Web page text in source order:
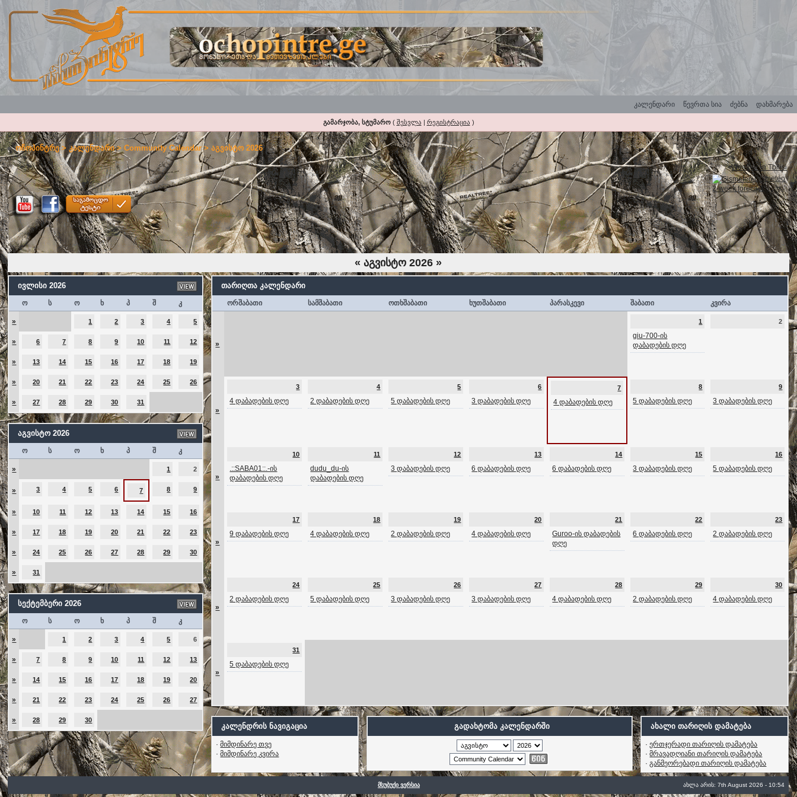
დახმარება
ძებნა
წევრთა სია
კალენდარი
გამარჯობა, სტუმარო( შესვლა | რეგისტრაცია )
ოჩოპინტრე>კალენდარი>Community Calendar> აგვისტო 2026
Weather in Tbilisi
Gismeteo
2-week forecast
« აგვისტო 2026 »
ივლისი 2026
ო ს ო ხ პ შ კ
» 1 2 3 4 5
» 6 7 8 9 10 11 12
» 13 14 15 16 17 18 19
» 20 21 22 23 24 25 26
» 27 28 29 30 31
აგვისტო 2026
ო ს ო ხ პ შ კ
» 1 2
» 3 4 5 6 7 8 9
» 10 11 12 13 14 15 16
» 17 18 19 20 21 22 23
» 24 25 26 27 28 29 30
» 31
სექტემბერი 2026
ო ს ო ხ პ შ კ
» 1 2 3 4 5 6
» 7 8 9 10 11 12 13
» 14 15 16 17 18 19 20
» 21 22 23 24 25 26 27
» 28 29 30
თარიღთა კალენდარი
ორშაბათი სამშაბათი ოთხშაბათი ხუთშაბათი პარასკევი შაბათი კვირა
»
1
giu-700-ის
დაბადების დღე
2
»
3
4 დაბადების დღე
4
2 დაბადების დღე
5
5 დაბადების დღე
6
3 დაბადების დღე
7
4 დაბადების დღე
8
5 დაბადების დღე
9
3 დაბადების დღე
»
10
.::SABA01::.-ის
დაბადების დღე
11
dudu_du-ის
დაბადების დღე
12
3 დაბადების დღე
13
6 დაბადების დღე
14
6 დაბადების დღე
15
3 დაბადების დღე
16
5 დაბადების დღე
»
17
9 დაბადების დღე
18
4 დაბადების დღე
19
2 დაბადების დღე
20
4 დაბადების დღე
21
Guroo-ის დაბადების
დღე
22
6 დაბადების დღე
23
2 დაბადების დღე
»
24
2 დაბადების დღე
25
5 დაბადების დღე
26
3 დაბადების დღე
27
3 დაბადების დღე
28
4 დაბადების დღე
29
2 დაბადების დღე
30
4 დაბადების დღე
»
31
5 დაბადების დღე
კალენდრის ნავიგაცია
·მიმდინარე თვე
·მიმდინარე კვირა
გადახტომა კალენდარში ახალი თარიღის დამატება
·ერთჯერადი თარიღის დამატება
·მრავადღიანი თარიღის დამატება
·განმეორებადი თარიღის დამატება
მსუბუქი ვერსია ახლა არის: 7th August 2026 - 10:54